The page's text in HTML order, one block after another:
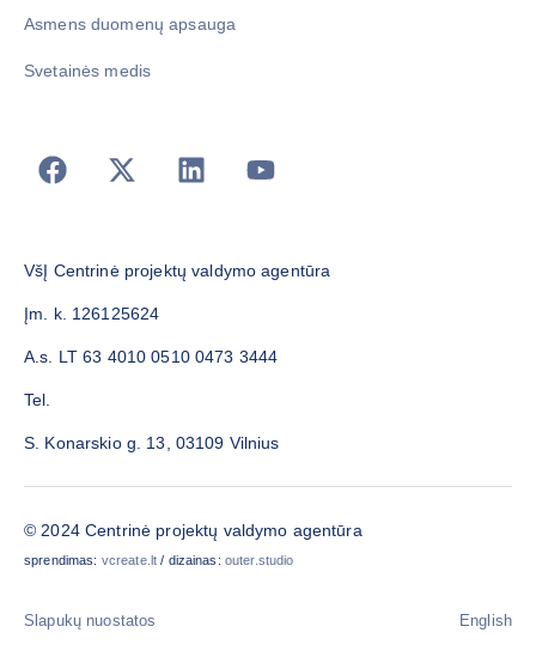
Asmens duomenų apsauga
Svetainės medis
VšĮ Centrinė projektų valdymo agentūra
Įm. k. 126125624
A.s. LT 63 4010 0510 0473 3444
Tel.
S. Konarskio g. 13, 03109 Vilnius
© 2024 Centrinė projektų valdymo agentūra
sprendimas: vcreate.lt / dizainas: outer.studio
Slapukų nuostatos English